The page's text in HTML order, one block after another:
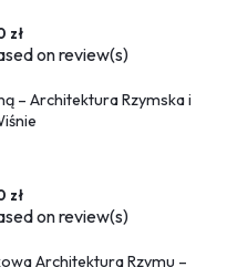
zł
onreview(s)
– Architektura Rzymska i
zł
onreview(s)
Architektura Rzymu –